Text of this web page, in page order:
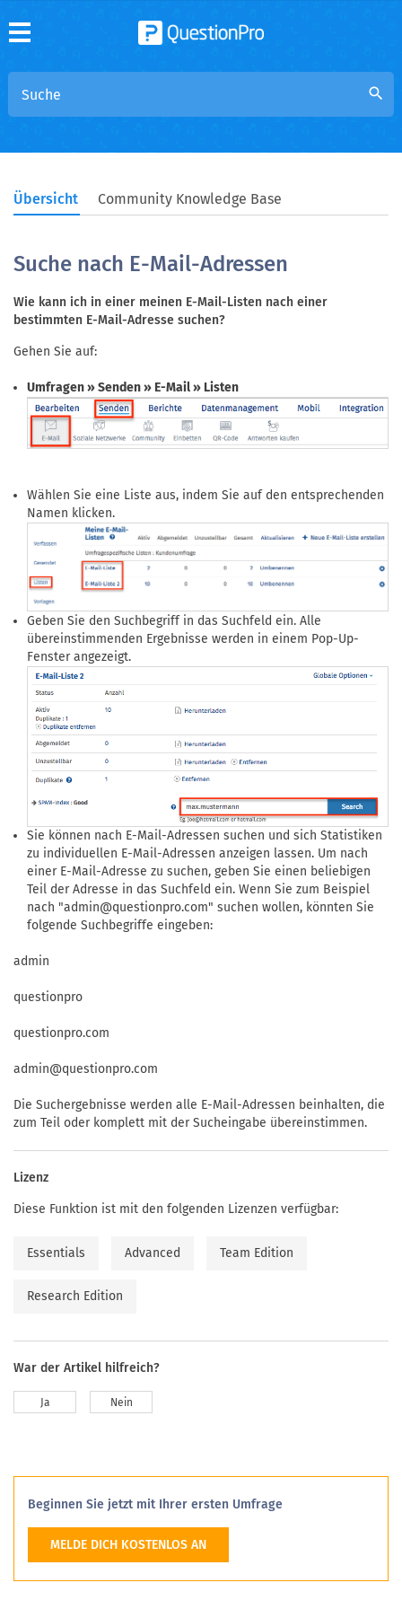
search
Übersicht Community Knowledge Base
Suche nach E-Mail-Adressen
Wie kann ich in einer meinen E-Mail-Listen nach einer
bestimmten E-Mail-Adresse suchen?
Gehen Sie auf:
Umfragen » Senden » E-Mail » Listen
Wählen Sie eine Liste aus, indem Sie auf den entsprechenden
Namen klicken.
Geben Sie den Suchbegriff in das Suchfeld ein. Alle
übereinstimmenden Ergebnisse werden in einem Pop-Up-
Fenster angezeigt.
Sie können nach E-Mail-Adressen suchen und sich Statistiken
zu individuellen E-Mail-Adressen anzeigen lassen. Um nach
einer E-Mail-Adresse zu suchen, geben Sie einen beliebigen
Teil der Adresse in das Suchfeld ein. Wenn Sie zum Beispiel
nach "admin@questionpro.com" suchen wollen, könnten Sie
folgende Suchbegriffe eingeben:
admin
questionpro
questionpro.com
admin@questionpro.com
Die Suchergebnisse werden alle E-Mail-Adressen beinhalten, die
zum Teil oder komplett mit der Sucheingabe übereinstimmen.
Lizenz
Diese Funktion ist mit den folgenden Lizenzen verfügbar:
Essentials Advanced Team Edition
Research Edition
War der Artikel hilfreich?
Ja Nein
Beginnen Sie jetzt mit Ihrer ersten Umfrage
MELDE DICH KOSTENLOS AN